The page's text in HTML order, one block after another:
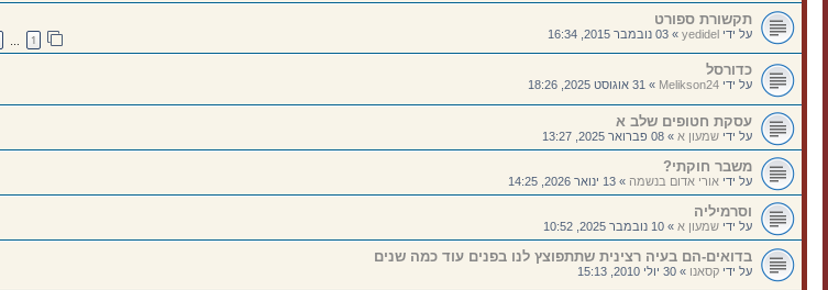
תקשורת ספורט
על ידי yedidel
» 03 נובמבר 2015, 16:34 1
כדורסל
על ידי Melikson24
» 31 אוגוסט 2025, 18:26
עסקת חטופים שלב א
על ידי שמעון א » 08 פברואר 2025, 13:27
משבר חוקתי?
על ידי אורי אדום בנשמה » 13 ינואר 2026, 14:25
וסרמיליה
על ידי שמעון א » 10 נובמבר 2025, 10:52
בדואים-הם בעיה רצינית שתתפוצץ לנו בפנים עוד כמה שנים
על ידי קסאנו » 30 יולי 2010, 15:13